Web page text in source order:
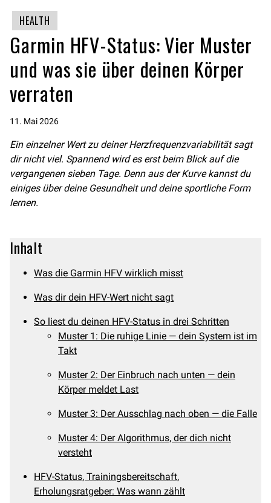
HEALTH
Garmin HFV-Status: Vier Muster
und was sie über deinen Körper
verraten
11. Mai 2026
Ein einzelner Wert zu deiner Herzfrequenzvariabilität sagt
dir nicht viel. Spannend wird es erst beim Blick auf die
vergangenen sieben Tage. Denn aus der Kurve kannst du
einiges über deine Gesundheit und deine sportliche Form
lernen.
Inhalt
Was die Garmin HFV wirklich misst
Was dir dein HFV-Wert nicht sagt
So liest du deinen HFV-Status in drei Schritten
Muster 1: Die ruhige Linie — dein System ist im
Takt
Muster 2: Der Einbruch nach unten — dein
Körper meldet Last
Muster 3: Der Ausschlag nach oben — die Falle
Muster 4: Der Algorithmus, der dich nicht
versteht
HFV-Status, Trainingsbereitschaft,
Erholungsratgeber: Was wann zählt